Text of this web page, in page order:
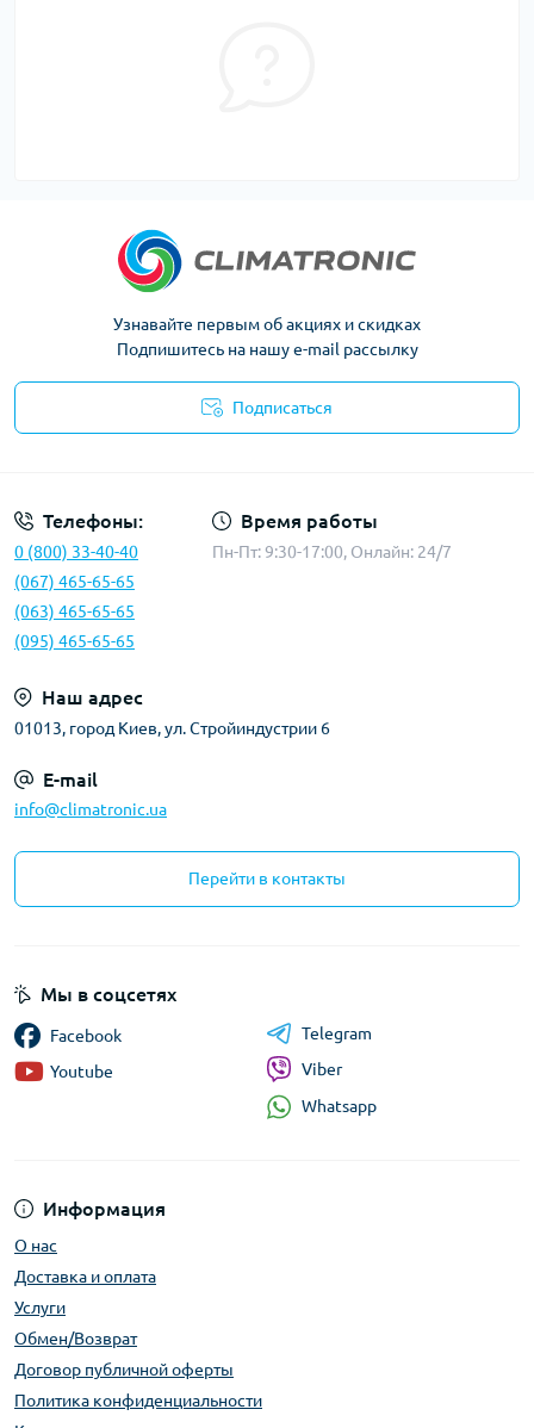
Узнавайте первым об акциях и скидках
Подпишитесь на нашу e-mail рассылку
Подписаться
Телефоны:
0 (800) 33-40-40
(067) 465-65-65
(063) 465-65-65
(095) 465-65-65
Время работы
Пн-Пт: 9:30-17:00, Онлайн: 24/7
Наш адрес
01013, город Киев, ул. Стройиндустрии 6
E-mail
info@climatronic.ua
Перейти в контакты
Информация
О нас
Доставка и оплата
Услуги
Обмен/Возврат
Договор публичной оферты
Политика конфиденциальности
Мы в соцсетях
Facebook
Youtube
Telegram
Viber
Whatsapp